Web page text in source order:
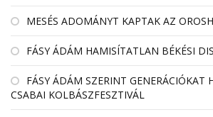
MESÉS ADOMÁNYT KAPTAK AZ
FÁSY ÁDÁM HAMISÍTATLAN BÉKÉSI
FÁSY ÁDÁM SZERINT GENERÁCIÓKAT
CSABAI KOLBÁSZFESZTIVÁL